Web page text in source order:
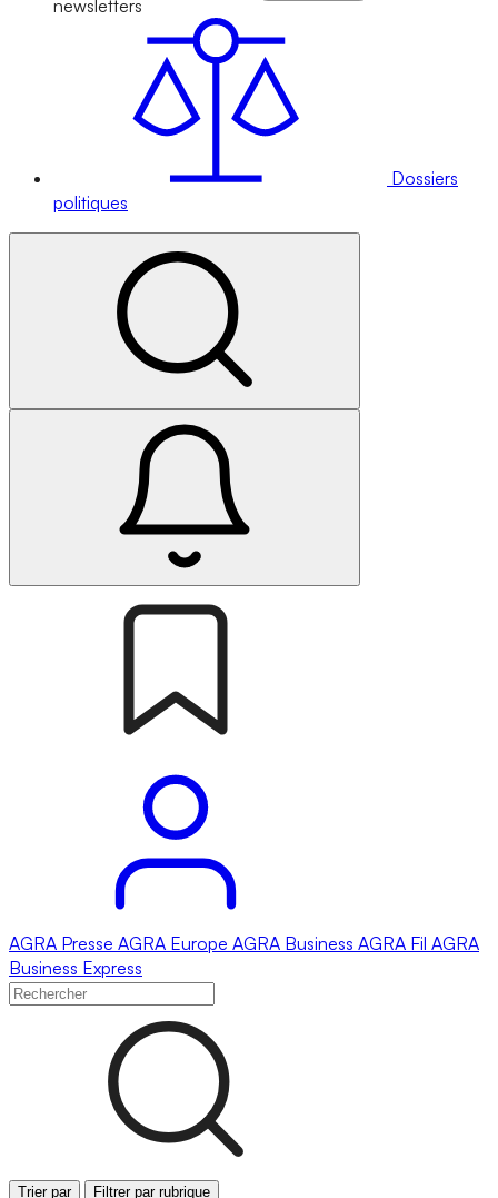
newsletters
Dossiers
politiques
AGRA Presse AGRA Europe AGRA Business AGRA Fil AGRA
Business Express
Trier par Filtrer par rubrique